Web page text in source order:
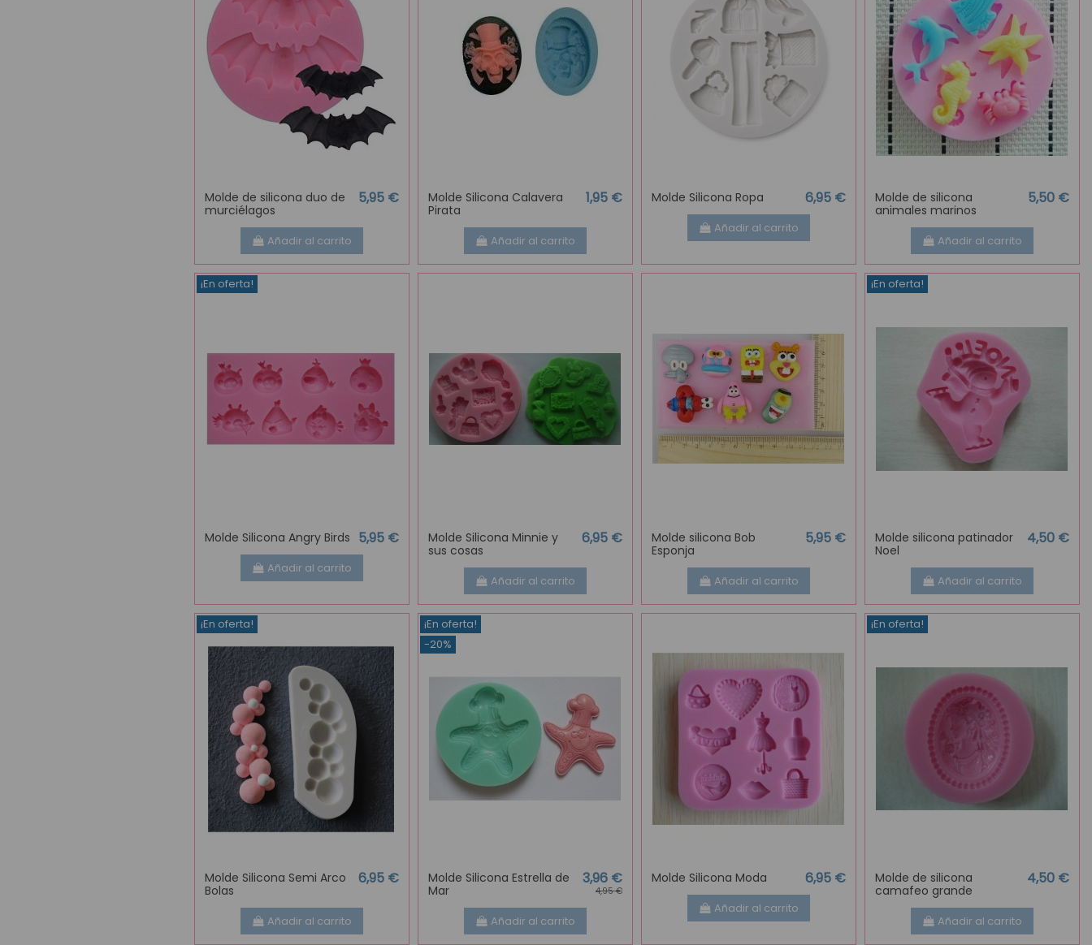
Molde de silicona duo de
murciélagos
5,95 €
Añadir al carrito
Molde Silicona Calavera
Pirata
1,95 €
Añadir al carrito
Molde Silicona Ropa 6,95 €
Añadir al carrito
Molde de silicona
animales marinos
5,50 €
Añadir al carrito
¡En oferta!
Molde Silicona Angry Birds 5,95 €
Añadir al carrito
Molde Silicona Minnie y
sus cosas
6,95 €
Añadir al carrito
Molde silicona Bob
Esponja
5,95 €
Añadir al carrito
¡En oferta!
Molde silicona patinador
Noel
4,50 €
Añadir al carrito
¡En oferta!
Molde Silicona Semi Arco
Bolas
6,95 €
Añadir al carrito
¡En oferta!
-20%
Molde Silicona Estrella de
Mar
3,96 €
4,95 €
Añadir al carrito
Molde Silicona Moda 6,95 €
Añadir al carrito
¡En oferta!
Molde de silicona
camafeo grande
4,50 €
Añadir al carrito